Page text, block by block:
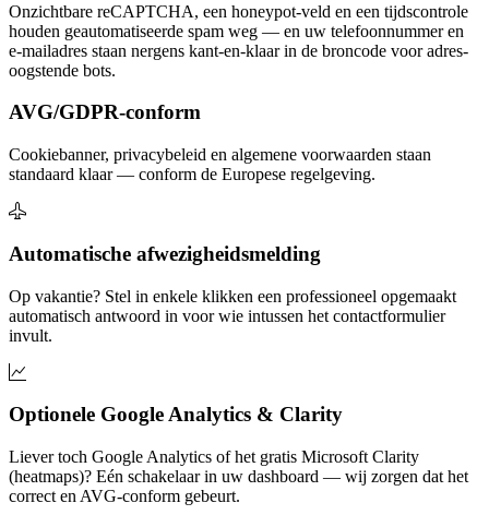
Onzichtbare reCAPTCHA, een honeypot-veld en een tijdscontrole
houden geautomatiseerde spam weg — en uw telefoonnummer en
e-mailadres staan nergens kant-en-klaar in de broncode voor adres-
oogstende bots.
AVG/GDPR-conform
Cookiebanner, privacybeleid en algemene voorwaarden staan
standaard klaar — conform de Europese regelgeving.
Automatische afwezigheidsmelding
Op vakantie? Stel in enkele klikken een professioneel opgemaakt
automatisch antwoord in voor wie intussen het contactformulier
invult.
Optionele Google Analytics & Clarity
Liever toch Google Analytics of het gratis Microsoft Clarity
(heatmaps)? Eén schakelaar in uw dashboard — wij zorgen dat het
correct en AVG-conform gebeurt.